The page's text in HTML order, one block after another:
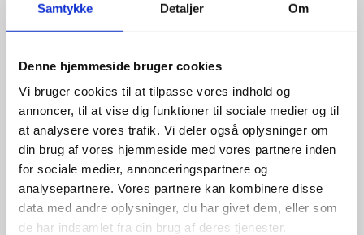
Samtykke Detaljer Om
Denne hjemmeside bruger cookies
Vi bruger cookies til at tilpasse vores indhold og
annoncer, til at vise dig funktioner til sociale medier og til
at analysere vores trafik. Vi deler også oplysninger om
din brug af vores hjemmeside med vores partnere inden
for sociale medier, annonceringspartnere og
analysepartnere. Vores partnere kan kombinere disse
data med andre oplysninger, du har givet dem, eller som
de har indsamlet fra din brug af deres tjenester.
Stærke
leverandører
giver større
udvalg
For at sikre høj kvalitet og stor
leveringssikkerhed samarbejder vi
med de største og mest
anerkendte leverandører inden for